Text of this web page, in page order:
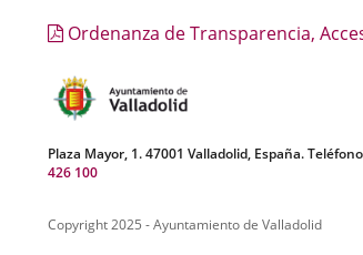
Ordenanza de Transparencia,
Plaza Mayor, 1. 47001 Valladolid, España.
426 100
Copyright 2025 - Ayuntamiento de Valladolid